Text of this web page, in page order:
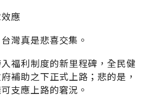
應
灣真是悲喜交集。
福利制度的新里程碑，全民健
補助之下正式上路；悲的是，
支應上路的窘況。